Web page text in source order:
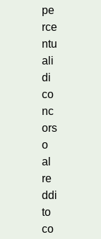
pe
rce
ntu
ali
di
co
nc
ors
o
al
re
ddi
to
co